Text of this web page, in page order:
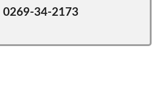
0269-34-2173